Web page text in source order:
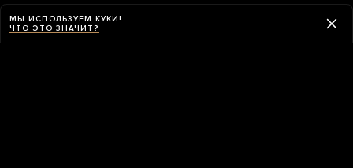
МЫ ИСПОЛЬЗУЕМ КУКИ!
ЧТО ЭТО ЗНАЧИТ?